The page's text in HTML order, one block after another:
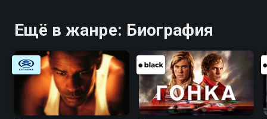
Ещё в жанре: Биография